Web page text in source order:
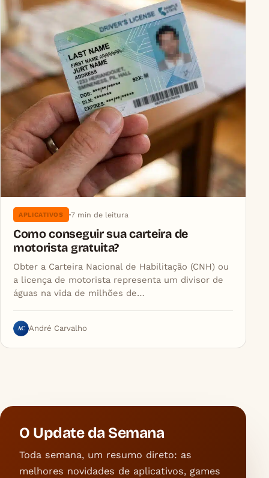
APLICATIVOS 7 min de leitura
Como conseguir sua carteira de
motorista gratuita?
Obter a Carteira Nacional de Habilitação (CNH) ou
a licença de motorista representa um divisor de
águas na vida de milhões de…
AC André Carvalho
O Update da Semana
Toda semana, um resumo direto: as
melhores novidades de aplicativos, games